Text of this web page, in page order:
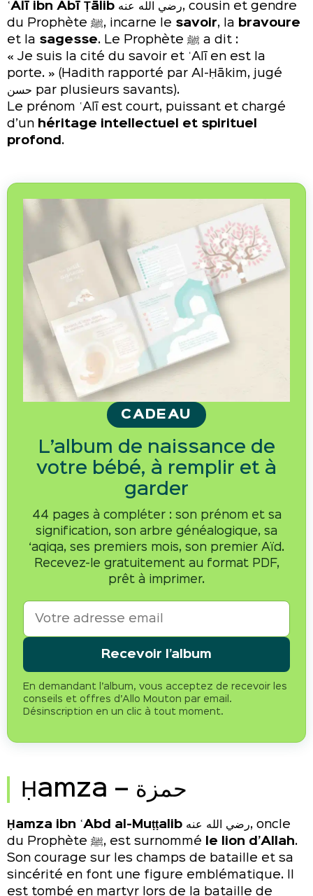
ʿAlī ibn Abī Ṭālib
du Prophète ﷺ, incarne le savoir, la bravoure
et la sagesse
. Le Prophète ﷺ a dit :
« Je suis la cité du savoir et ʿAlī en est la
porte. » (Hadith rapporté par Al-Ḥākim, jugé
حسن par plusieurs savants).
Le prénom ʿAlī est court, puissant et chargé
d’un héritage intellectuel et spirituel
profond .
CADEAU
L’album de naissance de
votre bébé, à remplir et à
garder
44 pages à compléter : son prénom et sa
signification, son arbre généalogique, sa
‘aqiqa, ses premiers mois, son premier Aïd.
Recevez-le gratuitement au format PDF,
prêt à imprimer.
Recevoir l’album
En demandant l’album, vous acceptez de recevoir les
conseils et offres d’Allo Mouton par email.
Désinscription en un clic à tout moment.
Ḥamza – حمزة
Ḥamza ibn ʿAbd al-Muṭṭalib
du Prophète ﷺ, est surnommé
le lion d’Allah.
Son courage sur les champs de bataille et sa
sincérité en font une figure emblématique. Il
est tombé en martyr lors de la bataille de